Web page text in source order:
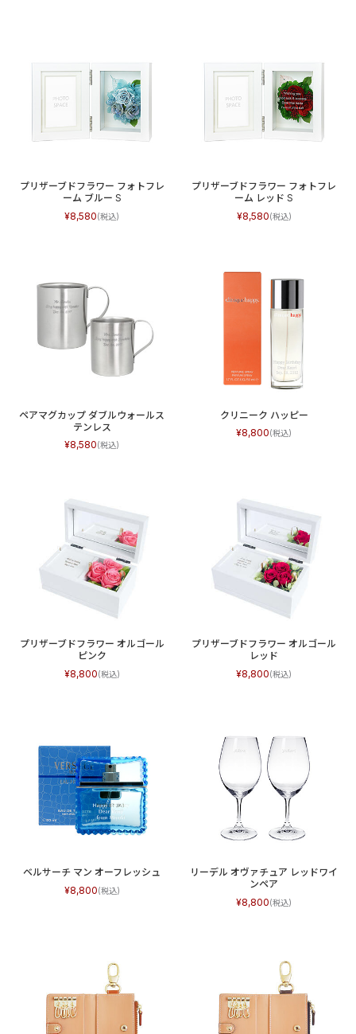
プリザーブドフラワー フォトフレ
ーム ブルー S
8,580
プリザーブドフラワー フォトフレ
ーム レッド S
8,580
ペアマグカップ ダブルウォールス
テンレス
8,580
クリニーク ハッピー
8,800
プリザーブドフラワー オルゴール
ピンク
8,800
プリザーブドフラワー オルゴール
レッド
8,800
ベルサーチ マン オーフレッシュ
8,800
リーデル オヴァチュア レッドワイ
ンペア
8,800